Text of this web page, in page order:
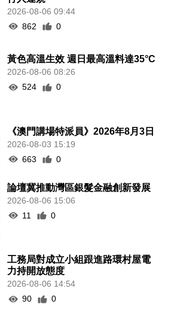
2026-08-06 09:44
862
0
黃色高溫生效 週日最高溫料達35°C
2026-08-06 08:26
524
0
《澳門講場特派員》2026年8月3日
2026-08-03 15:19
663
0
論壇冀推動灣區銀髮金融創新發展
2026-08-06 15:06
11
0
工務局對成立小組跟進路環村屋電
力持開放態度
2026-08-06 14:54
90
0